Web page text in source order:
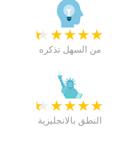
★
★
★
★
★
من السهل تذكره
★
★
★
★
★
النطق بالانجليزية